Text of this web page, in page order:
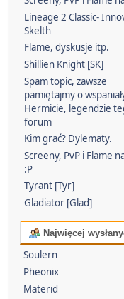
Lineage 2 Classic-
Skelth
Flame, dyskusje itp.
Shillien Knight [SK]
Spam topic, zawsze
pamiętajmy o
Hermicie, legendzie
forum
Kim grać? Dylematy.
Screeny, PvP i Flame
:P
Tyrant [Tyr]
Gladiator [Glad]
Najwięcej
Soulern
Pheonix
Materid